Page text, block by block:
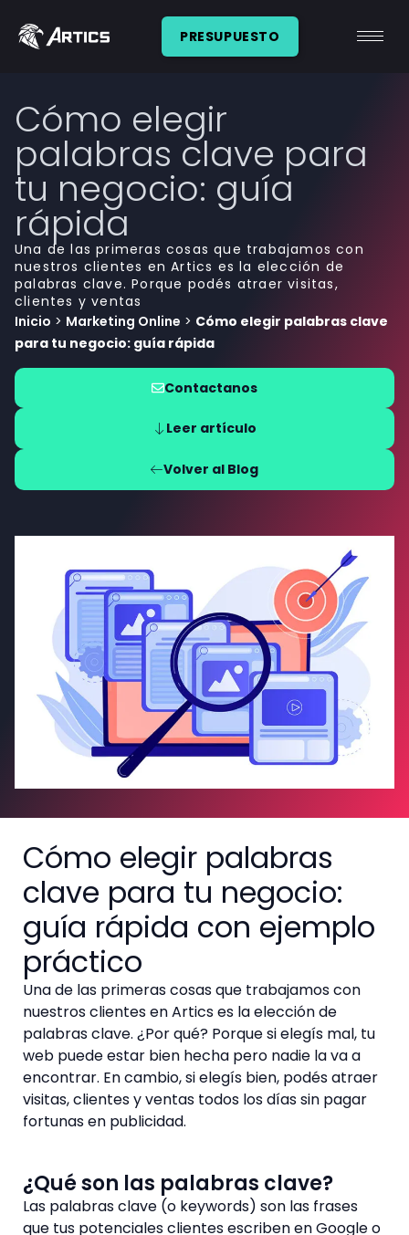
PRESUPUESTO
Cómo elegir
palabras clave para
tu negocio: guía
rápida
Una de las primeras cosas que trabajamos con
nuestros clientes en Artics es la elección de
palabras clave. Porque podés atraer visitas,
clientes y ventas
Inicio > Marketing Online > Cómo elegir palabras clave
para tu negocio: guía rápida
Contactanos
Leer artículo
Volver al Blog
Cómo elegir palabras
clave para tu negocio:
guía rápida con ejemplo
práctico
Una de las primeras cosas que trabajamos con
nuestros clientes en Artics es la elección de
palabras clave. ¿Por qué? Porque si elegís mal, tu
web puede estar bien hecha pero nadie la va a
encontrar. En cambio, si elegís bien, podés atraer
visitas, clientes y ventas todos los días sin pagar
fortunas en publicidad.
¿Qué son las palabras clave?
Las palabras clave (o keywords) son las frases
que tus potenciales clientes escriben en Google o